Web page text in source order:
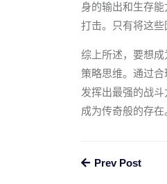
身的输出和生存
打击。只有将这些
综上所述，要想
策略思维。通过
发挥出最强的战
成为传奇般的存在
Prev Post